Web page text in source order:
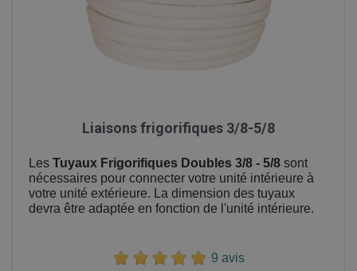
Liaisons frigorifiques 3/8-5/8
Les Tuyaux Frigorifiques Doubles 3/8 - 5/8 sont
nécessaires pour connecter votre unité intérieure à
votre unité extérieure. La dimension des tuyaux
devra être adaptée en fonction de l'unité intérieure.
9 avis